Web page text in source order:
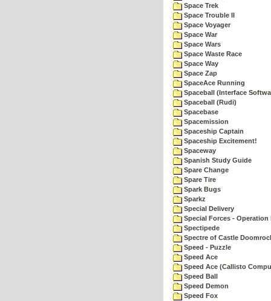
Space Trek
Space Trouble II
Space Voyager
Space War
Space Wars
Space Waste Race
Space Way
Space Zap
SpaceAce Running
Spaceball (Interface
Spaceball (Rudi)
Spacebase
Spacemission
Spaceship Captain
Spaceship Excitement!
Spaceway
Spanish Study Guide
Spare Change
Spare Tire
Spark Bugs
Sparkz
Special Delivery
Special Forces - Operation
Spectipede
Spectre of Castle
Speed - Puzzle
Speed Ace
Speed Ace (Callisto
Speed Ball
Speed Demon
Speed Fox